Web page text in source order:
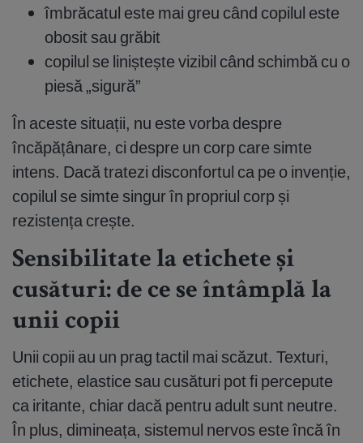
îmbrăcatul este mai greu când copilul este
obosit sau grăbit
copilul se liniștește vizibil când schimbă cu o
piesă „sigură”
În aceste situații, nu este vorba despre
încăpățânare, ci despre un corp care simte
intens. Dacă tratezi disconfortul ca pe o invenție,
copilul se simte singur în propriul corp și
rezistența crește.
Sensibilitate la etichete și
cusături: de ce se întâmplă la
unii copii
Unii copii au un prag tactil mai scăzut. Texturi,
etichete, elastice sau cusături pot fi percepute
ca iritante, chiar dacă pentru adult sunt neutre.
În plus, dimineața, sistemul nervos este încă în